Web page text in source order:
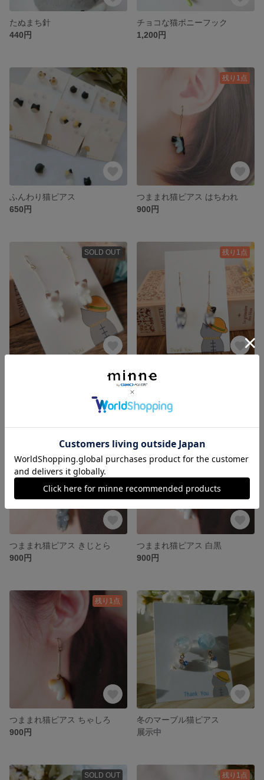
たぬまち針
440円
チョコな猫ポニーフック
1,200円
ふんわり猫ピアス
650円
残り1点
つままれ猫ピアス はちわれ
900円
SOLD OUT
つままれ猫ピアス シャム猫
残り1点
つままれ猫ピアス 三毛
900円
残り1点
つままれ猫ピアス きじとら
900円
SOLD OUT
つままれ猫ピアス 白黒
900円
残り1点
つままれ猫ピアス ちゃしろ
900円
冬のマーブル猫ピアス
展示中
SOLD OUT 残り1点